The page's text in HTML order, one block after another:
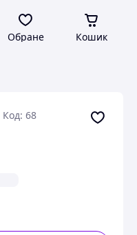
Обране Кошик
Код: 68